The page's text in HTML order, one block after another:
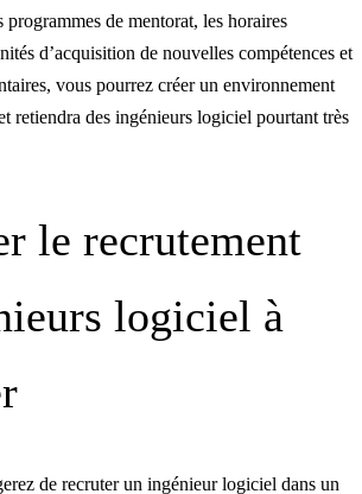
de mentorat, les horaires
d’acquisition de nouvelles compétences et
vous pourrez créer un environnement
retiendra des ingénieurs logiciel pourtant très
le recrutement
logiciel à
de recruter un ingénieur logiciel dans un